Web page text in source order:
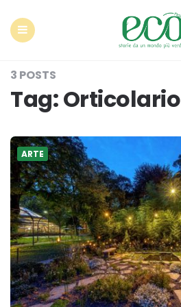
3 POSTS
Tag:Orticolario
ARTE